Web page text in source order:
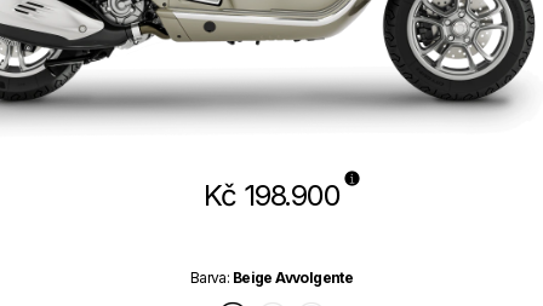
Kč 198.900
Barva: Beige Avvolgente